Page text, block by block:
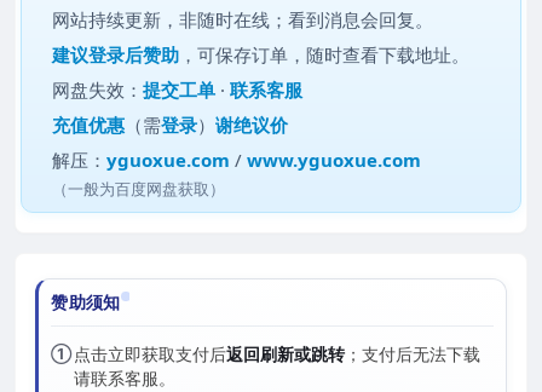
网站持续更新，非随时在线；看到消息会回复。
建议登录后赞助 ，可保存订单，随时查看下载地址。
网盘失效：提交工单 ·联系客服
充值优惠 （需登录）谢绝议价
解压：yguoxue.com /www.yguoxue.com
（一般为百度网盘获取）
赞助须知
①点击立即获取支付后返回刷新或跳转；支付后无法下载
请联系客服。